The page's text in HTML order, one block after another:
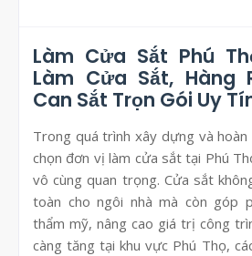
Làm Cửa Sắt Phú
Làm Cửa Sắt, Hàng
Can Sắt Trọn Gói Uy
Trong quá trình xây dựng và hoàn
chọn đơn vị làm cửa sắt tại Phú
vô cùng quan trọng. Cửa sắt
toàn cho ngôi nhà mà còn góp
thẩm mỹ, nâng cao giá trị công
càng tăng tại khu vực Phú Thọ,